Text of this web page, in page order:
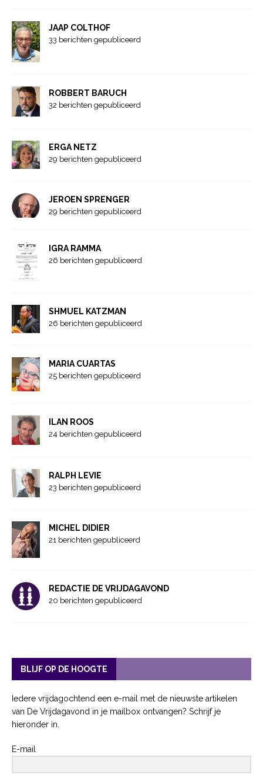
JAAP COLTHOF
33 berichten gepubliceerd
ROBBERT BARUCH
32 berichten gepubliceerd
ERGA NETZ
29 berichten gepubliceerd
JEROEN SPRENGER
29 berichten gepubliceerd
IGRA RAMMA
26 berichten gepubliceerd
SHMUEL KATZMAN
26 berichten gepubliceerd
MARIA CUARTAS
25 berichten gepubliceerd
ILAN ROOS
24 berichten gepubliceerd
RALPH LEVIE
23 berichten gepubliceerd
MICHEL DIDIER
21 berichten gepubliceerd
REDACTIE DE VRIJDAGAVOND
20 berichten gepubliceerd
BLIJF OP DE HOOGTE
Iedere vrijdagochtend een e-mail met de nieuwste artikelen
van De Vrijdagavond in je mailbox ontvangen? Schrijf je
hieronder in.
E-mail